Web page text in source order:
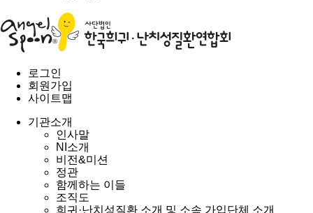
로그인
회원가입
사이트맵
기관소개
인사말
NI소개
비전&미션
정관
함께하는 이들
조직도
희귀·난치성질환 소개 및 소속 가입단체 소개